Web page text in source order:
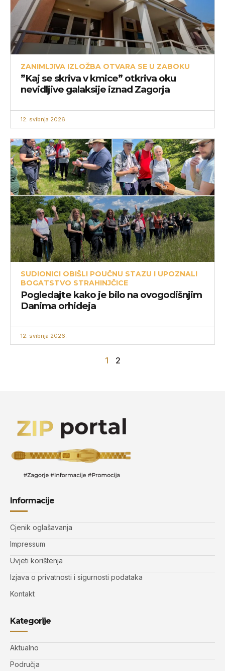
ZANIMLJIVA IZLOŽBA OTVARA SE U ZABOKU
”Kaj se skriva v kmice” otkriva oku
nevidljive galaksije iznad Zagorja
12. svibnja 2026.
SUDIONICI OBIŠLI POUČNU STAZU I UPOZNALI
BOGATSTVO STRAHINJČICE
Pogledajte kako je bilo na ovogodišnjim
Danima orhideja
12. svibnja 2026.
1 2
Informacije
Cjenik oglašavanja
Impressum
Uvjeti korištenja
Izjava o privatnosti i sigurnosti podataka
Kontakt
Kategorije
Aktualno
Područja